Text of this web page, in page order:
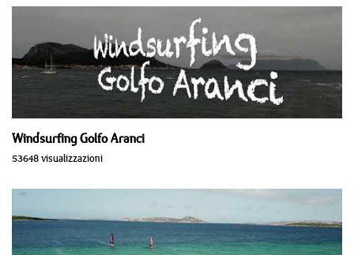
Windsurfing Golfo Aranci
53648 visualizzazioni